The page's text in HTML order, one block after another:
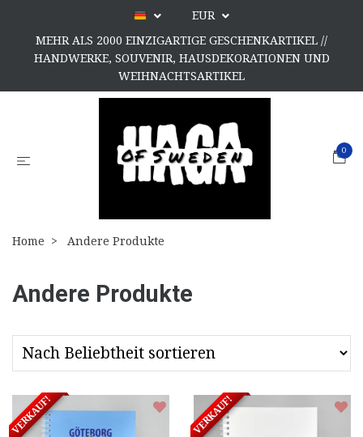
EUR
MEHR ALS 2000 EINZIGARTIGE GESCHENKARTIKEL //
HANDWERKE, SOUVENIR, HAUSDEKORATIONEN UND
WEIHNACHTSARTIKEL
0
Home Andere Produkte
Andere Produkte
VERKAUF! VERKAUF!